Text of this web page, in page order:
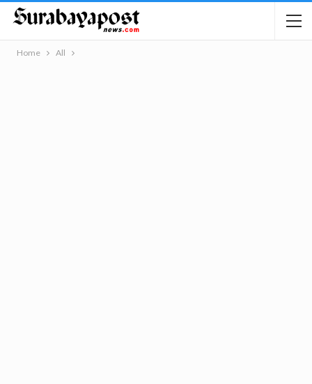
Home All